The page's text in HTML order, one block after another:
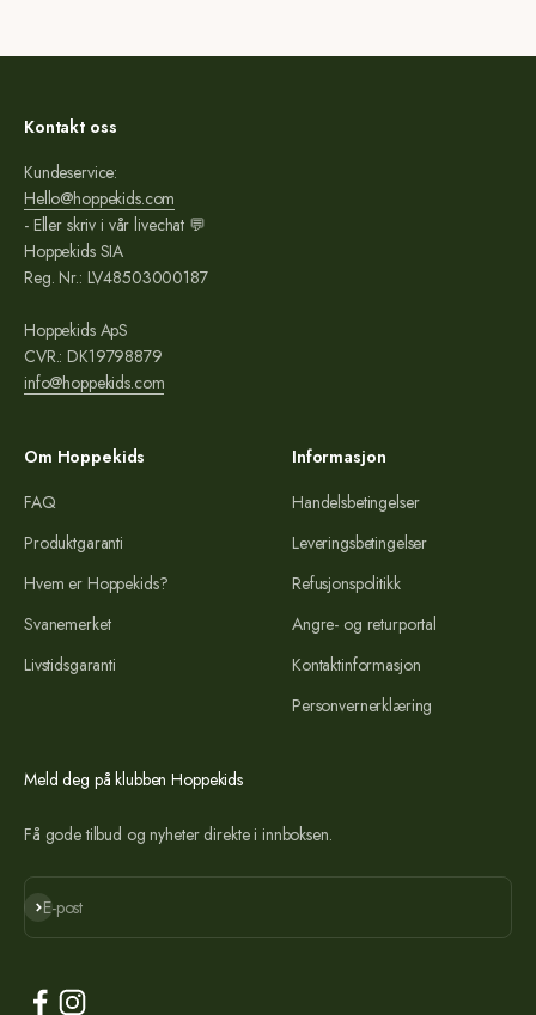
Kontakt oss
Kundeservice:
Hello@hoppekids.com
- Eller skriv i vår livechat 💬
Hoppekids SIA
Reg. Nr.: LV48503000187
Hoppekids ApS
CVR.: DK19798879
info@hoppekids.com
Om Hoppekids
FAQ
Produktgaranti
Hvem er Hoppekids?
Svanemerket
Livstidsgaranti
Informasjon
Handelsbetingelser
Leveringsbetingelser
Refusjonspolitikk
Angre- og returportal
Kontaktinformasjon
Personvernerklæring
Meld deg på klubben Hoppekids
Få gode tilbud og nyheter direkte i innboksen.
E-post
Abonner